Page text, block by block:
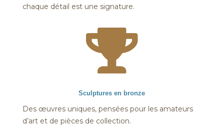
chaque détail est une signature.

Sculptures en bronze
Des œuvres uniques, pensées pour les amateurs
d’art et de pièces de collection.